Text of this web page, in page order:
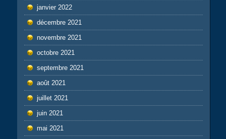
janvier 2022
décembre 2021
novembre 2021
octobre 2021
septembre 2021
août 2021
juillet 2021
juin 2021
mai 2021